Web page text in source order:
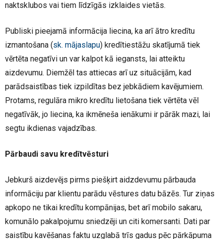
naktsklubos vai tiem līdzīgās izklaides vietās.
Publiski pieejamā informācija liecina, ka arī ātro kredītu
izmantošana (sk. mājaslapu) kredītiestāžu skatījumā tiek
vērtēta negatīvi un var kalpot kā iegansts, lai atteiktu
aizdevumu. Diemžēl tas attiecas arī uz situācijām, kad
parādsaistības tiek izpildītas bez jebkādiem kavējumiem.
Protams, regulāra mikro kredītu lietošana tiek vērtēta vēl
negatīvāk, jo liecina, ka ikmēneša ienākumi ir pārāk mazi, lai
segtu ikdienas vajadzības.
Pārbaudi savu kredītvēsturi
Jebkurš aizdevējs pirms piešķirt aidzdevumu pārbauda
informāciju par klientu parādu vēstures datu bāzēs. Tur ziņas
apkopo ne tikai kredītu kompānijas, bet arī mobilo sakaru,
komunālo pakalpojumu sniedzēji un citi komersanti. Dati par
saistību kavēšanas faktu uzglabā trīs gadus pēc pārkāpuma